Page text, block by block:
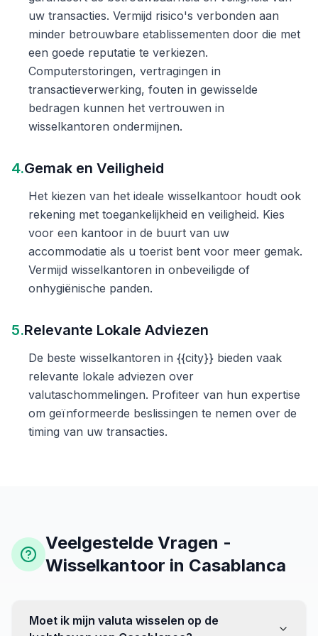
uw transacties. Vermijd risico's verbonden aan
minder betrouwbare etablissementen door die met
een goede reputatie te verkiezen.
Computerstoringen, vertragingen in
transactieverwerking, fouten in gewisselde
bedragen kunnen het vertrouwen in
wisselkantoren ondermijnen.
4.Gemak en Veiligheid
Het kiezen van het ideale wisselkantoor houdt ook
rekening met toegankelijkheid en veiligheid. Kies
voor een kantoor in de buurt van uw
accommodatie als u toerist bent voor meer gemak.
Vermijd wisselkantoren in onbeveiligde of
onhygiënische panden.
5.Relevante Lokale Adviezen
De beste wisselkantoren in {{city}} bieden vaak
relevante lokale adviezen over
valutaschommelingen. Profiteer van hun expertise
om geïnformeerde beslissingen te nemen over de
timing van uw transacties.
Veelgestelde Vragen -
Wisselkantoor in Casablanca
Moet ik mijn valuta wisselen op de